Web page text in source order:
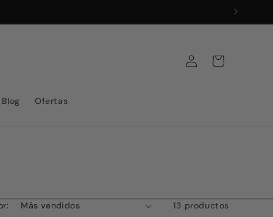
Blog Ofertas
Iniciar
sesión
Carrito
13 productos